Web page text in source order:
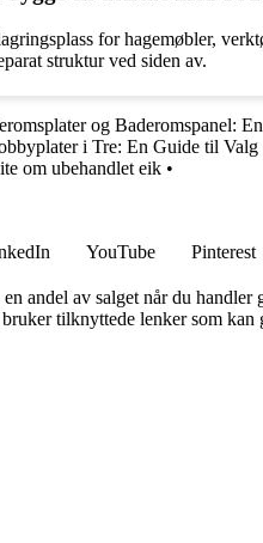
for hagemøbler,
struktur ved siden av.
og Baderomspanel:
i Tre: En Guide til
om ubehandlet eik •
YouTube Pinterest
andel av salget når du handler
tilknyttede lenker som kan